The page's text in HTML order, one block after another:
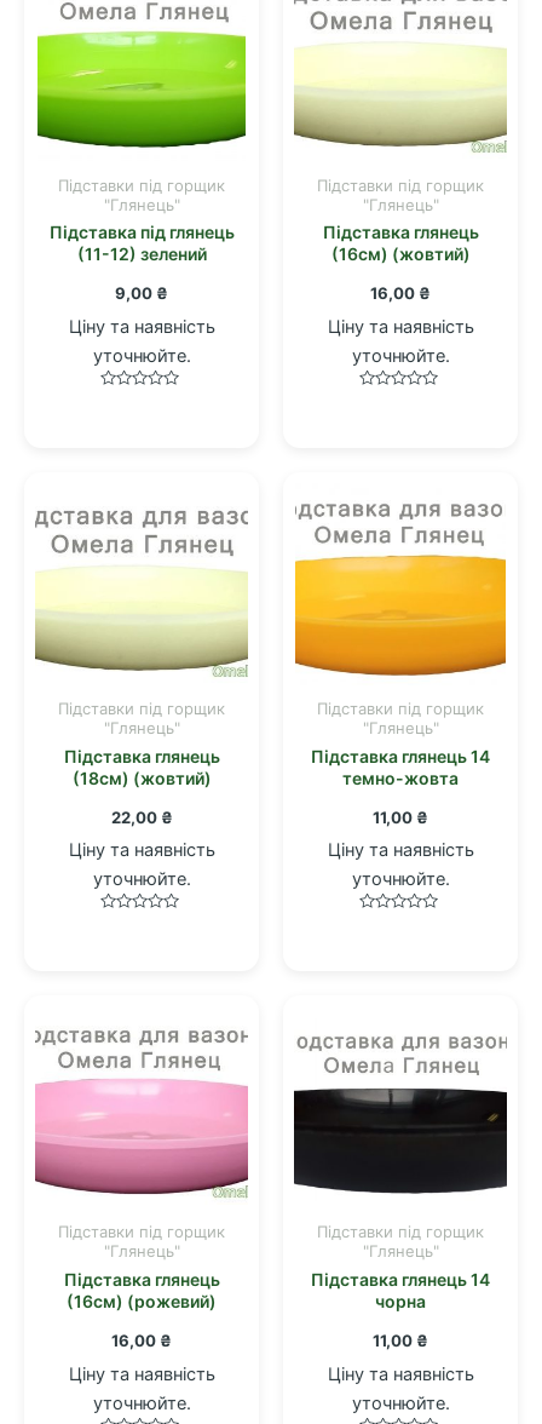
Підставки під горщик
"Глянець"
Підставка під глянець
(11-12) зелений
9,00 ₴
Ціну та наявність
уточнюйте.
Підставки під горщик
"Глянець"
Підставка глянець
(16см) (жовтий)
16,00 ₴
Ціну та наявність
уточнюйте.
Підставки під горщик
"Глянець"
Підставка глянець
(18см) (жовтий)
22,00 ₴
Ціну та наявність
уточнюйте.
Підставки під горщик
"Глянець"
Підставка глянець 14
темно-жовта
11,00 ₴
Ціну та наявність
уточнюйте.
Підставки під горщик
"Глянець"
Підставка глянець
(16см) (рожевий)
16,00 ₴
Ціну та наявність
уточнюйте.
Підставки під горщик
"Глянець"
Підставка глянець 14
чорна
11,00 ₴
Ціну та наявність
уточнюйте.